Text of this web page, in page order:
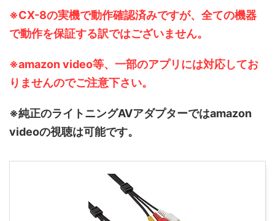
※CX-8の実機で動作確認済みですが、全ての機器
で動作を保証する訳ではございません。
※amazon video等、一部のアプリには対応してお
りませんのでご注意下さい。
※純正のライトニングAVアダプターではamazon
videoの視聴は可能です。